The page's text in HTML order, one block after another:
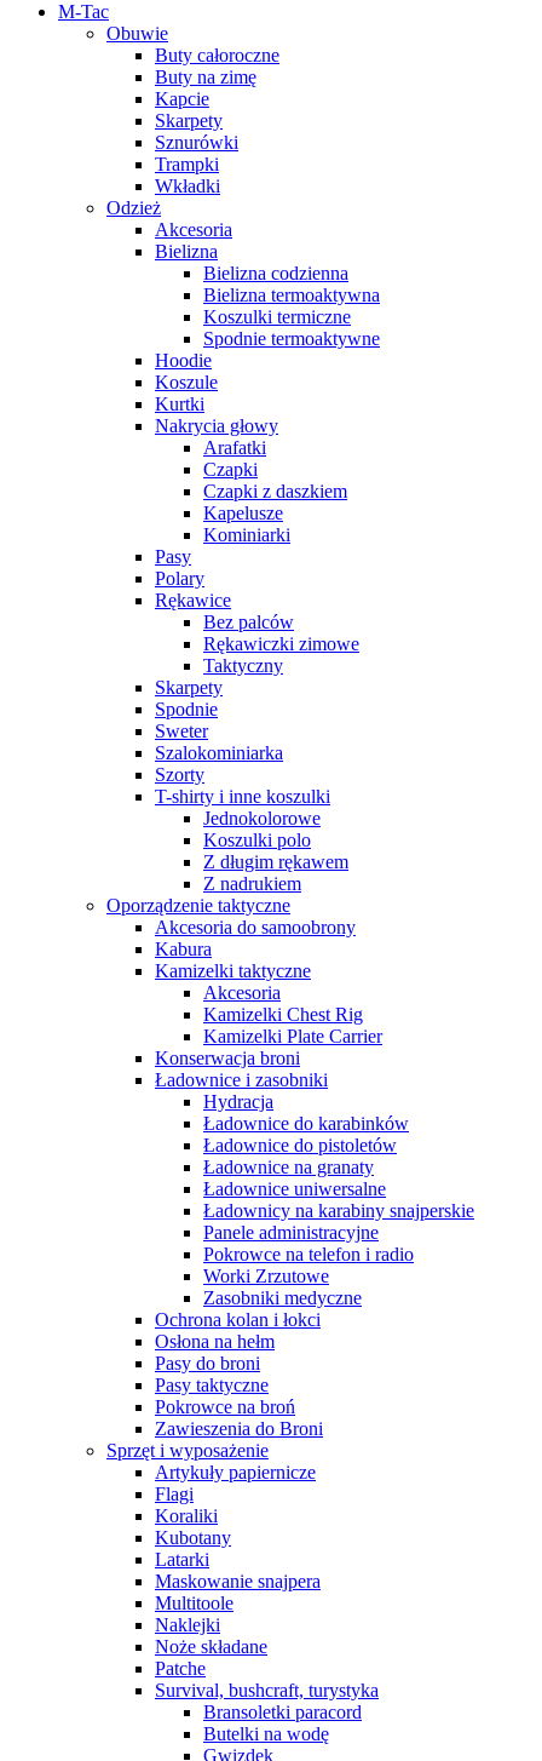
M-Tac
Obuwie
Buty całoroczne
Buty na zimę
Kapcie
Skarpety
Sznurówki
Trampki
Wkładki
Odzież
Akcesoria
Bielizna
Bielizna codzienna
Bielizna termoaktywna
Koszulki termiczne
Spodnie termoaktywne
Hoodie
Koszule
Kurtki
Nakrycia głowy
Arafatki
Czapki
Czapki z daszkiem
Kapelusze
Kominiarki
Pasy
Polary
Rękawice
Bez palców
Rękawiczki zimowe
Taktyczny
Skarpety
Spodnie
Sweter
Szalokominiarka
Szorty
T-shirty i inne koszulki
Jednokolorowe
Koszulki polo
Z długim rękawem
Z nadrukiem
Oporządzenie taktyczne
Akcesoria do samoobrony
Kabura
Kamizelki taktyczne
Akcesoria
Kamizelki Chest Rig
Kamizelki Plate Carrier
Konserwacja broni
Ładownice i zasobniki
Hydracja
Ładownice do karabinków
Ładownice do pistoletów
Ładownice na granaty
Ładownice uniwersalne
Ładownicy na karabiny snajperskie
Panele administracyjne
Pokrowce na telefon i radio
Worki Zrzutowe
Zasobniki medyczne
Ochrona kolan i łokci
Osłona na hełm
Pasy do broni
Pasy taktyczne
Pokrowce na broń
Zawieszenia do Broni
Sprzęt i wyposażenie
Artykuły papiernicze
Flagi
Koraliki
Kubotany
Latarki
Maskowanie snajpera
Multitoole
Naklejki
Noże składane
Patche
Survival, bushcraft, turystyka
Bransoletki paracord
Butelki na wodę
Gwizdek